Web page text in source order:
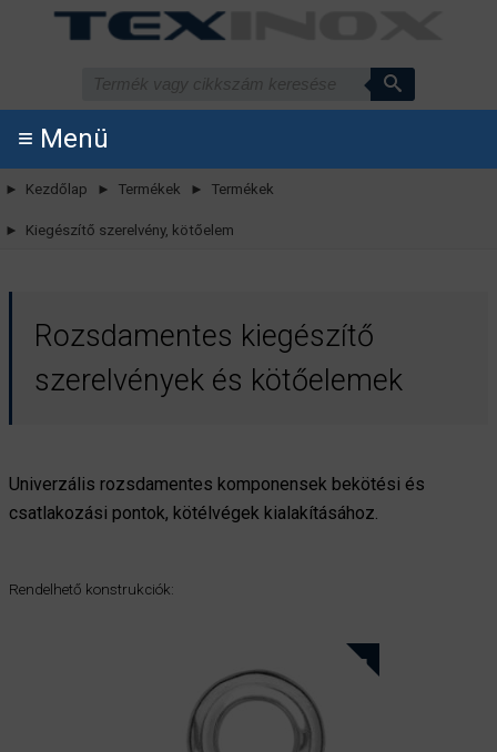
≡ Menü
► Kezdőlap ► Termékek ► Termékek
► Kiegészítő szerelvény, kötőelem
Rozsdamentes kiegészítő
szerelvények és kötőelemek
Univerzális rozsdamentes komponensek bekötési és
csatlakozási pontok, kötélvégek kialakításához.
Rendelhető konstrukciók: